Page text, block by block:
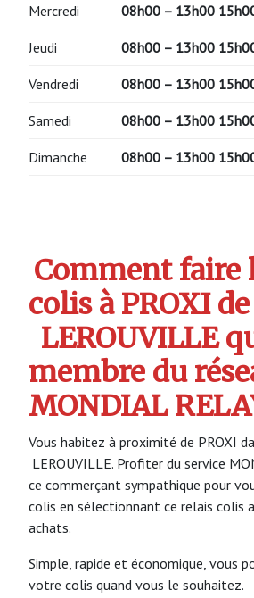
Mercredi 08h00 – 13h00
Jeudi 08h00 – 13h00
Vendredi 08h00 – 13h00
Samedi 08h00 – 13h00
Dimanche 08h00 – 13h00
Comment faire
colis à PROXI de
LEROUVILLE
membre du
MONDIAL
Vous habitez à proximité de PROXI
LEROUVILLE. Profiter du service
ce commerçant sympathique pour
colis en sélectionnant ce relais colis
achats.
Simple, rapide et économique, vous
votre colis quand vous le souhaitez.